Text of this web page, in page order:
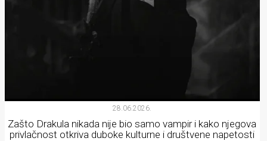
28.06.2026.
Zašto Drakula nikada nije bio samo vampir i kako njegova
privlačnost otkriva duboke kulturne i društvene napetosti